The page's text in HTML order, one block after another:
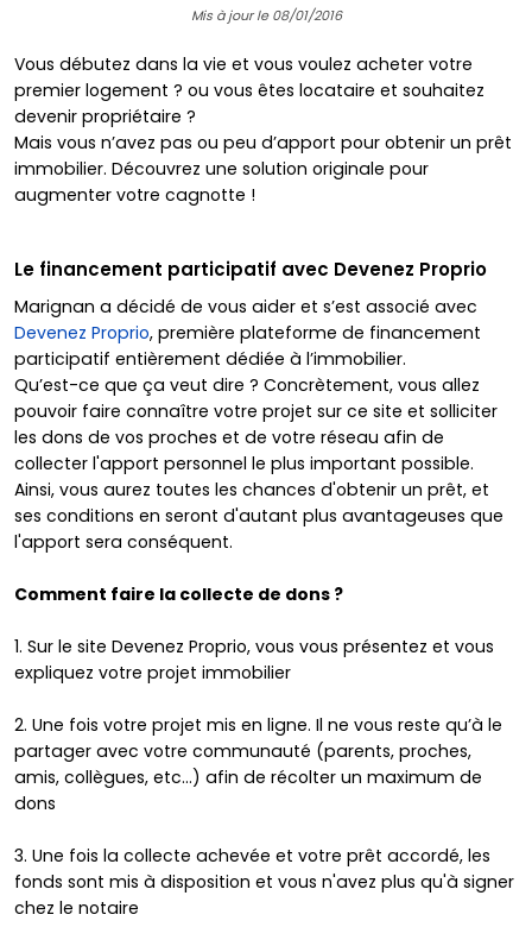
Mis à jour le 08/01/2016
Vous débutez dans la vie et vous voulez acheter votre
premier logement ? ou vous êtes locataire et souhaitez
devenir propriétaire ?
Mais vous n’avez pas ou peu d’apport pour obtenir un prêt
immobilier. Découvrez une solution originale pour
augmenter votre cagnotte !
Le financement participatif avec Devenez Proprio
Marignan a décidé de vous aider et s’est associé avec
Devenez Proprio, première plateforme de financement
participatif entièrement dédiée à l’immobilier.
Qu’est-ce que ça veut dire ? Concrètement, vous allez
pouvoir faire connaître votre projet sur ce site et solliciter
les dons de vos proches et de votre réseau afin de
collecter l'apport personnel le plus important possible.
Ainsi, vous aurez toutes les chances d'obtenir un prêt, et
ses conditions en seront d'autant plus avantageuses que
l'apport sera conséquent.
Comment faire la collecte de dons ?
1. Sur le site Devenez Proprio, vous vous présentez et vous
expliquez votre projet immobilier
2. Une fois votre projet mis en ligne. Il ne vous reste qu’à le
partager avec votre communauté (parents, proches,
amis, collègues, etc...) afin de récolter un maximum de
dons
3. Une fois la collecte achevée et votre prêt accordé, les
fonds sont mis à disposition et vous n'avez plus qu'à signer
chez le notaire